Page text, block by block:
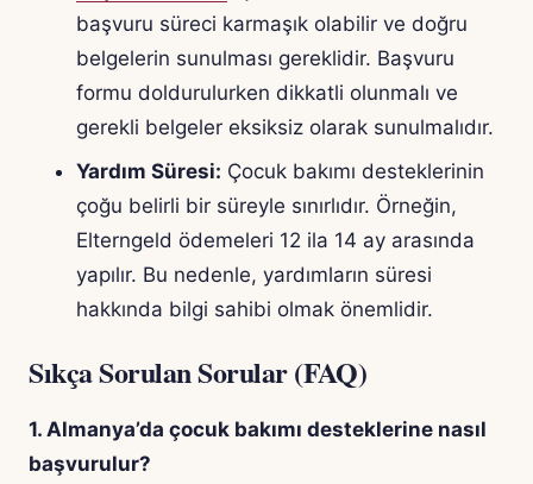
başvuru süreci karmaşık olabilir ve doğru
belgelerin sunulması gereklidir. Başvuru
formu doldurulurken dikkatli olunmalı ve
gerekli belgeler eksiksiz olarak sunulmalıdır.
Yardım Süresi: Çocuk bakımı desteklerinin
çoğu belirli bir süreyle sınırlıdır. Örneğin,
Elterngeld ödemeleri 12 ila 14 ay arasında
yapılır. Bu nedenle, yardımların süresi
hakkında bilgi sahibi olmak önemlidir.
Sıkça Sorulan Sorular (FAQ)
1. Almanya’da çocuk bakımı desteklerine nasıl
başvurulur?